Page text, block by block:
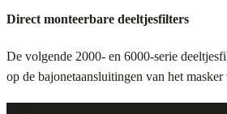
Direct monteerbare deeltjesfilters
De volgende 2000- en 6000-serie
op de bajonetaansluitingen van het